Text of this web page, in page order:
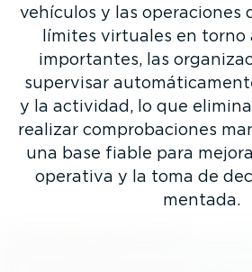
vehículos y las operaciones
límites virtuales en torno
importantes, las
supervisar
y la actividad, lo que
realizar compro­ba­ciones
una base fiable para
operativa y la toma de
mentada.